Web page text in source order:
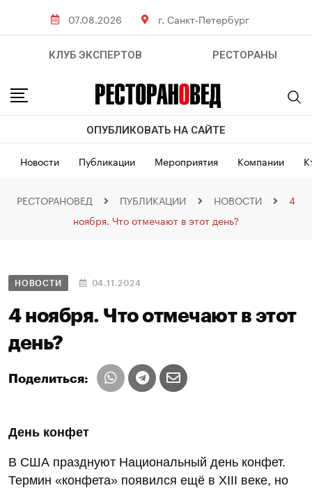
07.08.2026 г. Санкт-Петербург
КЛУБ ЭКСПЕРТОВ РЕСТОРАНЫ
ОПУБЛИКОВАТЬ НА САЙТЕ
Новости Публикации Мероприятия Компании
РЕСТОРАНОВЕД ПУБЛИКАЦИИ НОВОСТИ
4
ноября. Что отмечают в этот день?
НОВОСТИ 04.11.2024
4 ноября. Что отмечают в этот
день?
Поделиться:
День конфет
В США празднуют Национальный день конфет.
Термин «конфета» появился ещё в XIII веке, но